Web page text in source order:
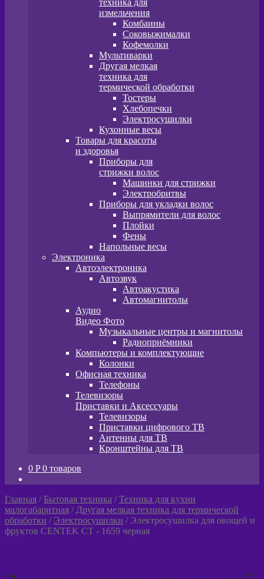
техника для
измельчения
Комбаины
Соковыжималки
Кофемолки
Мультиварки
Другая мелкая
техника для
термической обработки
Тостеры
Хлебопечки
Электросушилки
Кухонные весы
Товары для красоты
и здоровья
Приборы для
стрижки волос
Машинки для стрижки
Электробритвы
Приборы для укладки волос
Выпрямители для волос
Плойки
Фены
Напольные весы
Электроника
Автоэлектроника
Автозвук
Автоакустика
Автомагнитолы
Аудио
Видео Фото
Музыкальные центры и магнитолы
Радиоприёмники
Компьютеры и комплектующие
Колонки
Офисная техника
Телефоны
Телевизоры
Приставки и Аксессуары
Телевизоры
Приставки цифрового ТВ
Антенны для ТВ
Кронштейны для ТВ
0 P 0 товаров
Главная / Бытовая техника /Техника для кухни
малогабаритная / Другая мелкая техника для термической
обработки / Электросушилки / Электросушилка для овощей и
фруктов CENTEK CT - 1659 черная